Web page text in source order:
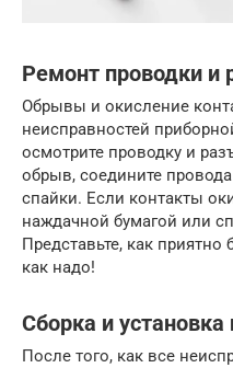
Ремонт проводки и
Обрывы и окисление
неисправностей
осмотрите проводку и
обрыв, соедините
спайки. Если контакты
наждачной бумагой или
Представьте, как приятно
как надо!
Сборка и
После того, как все